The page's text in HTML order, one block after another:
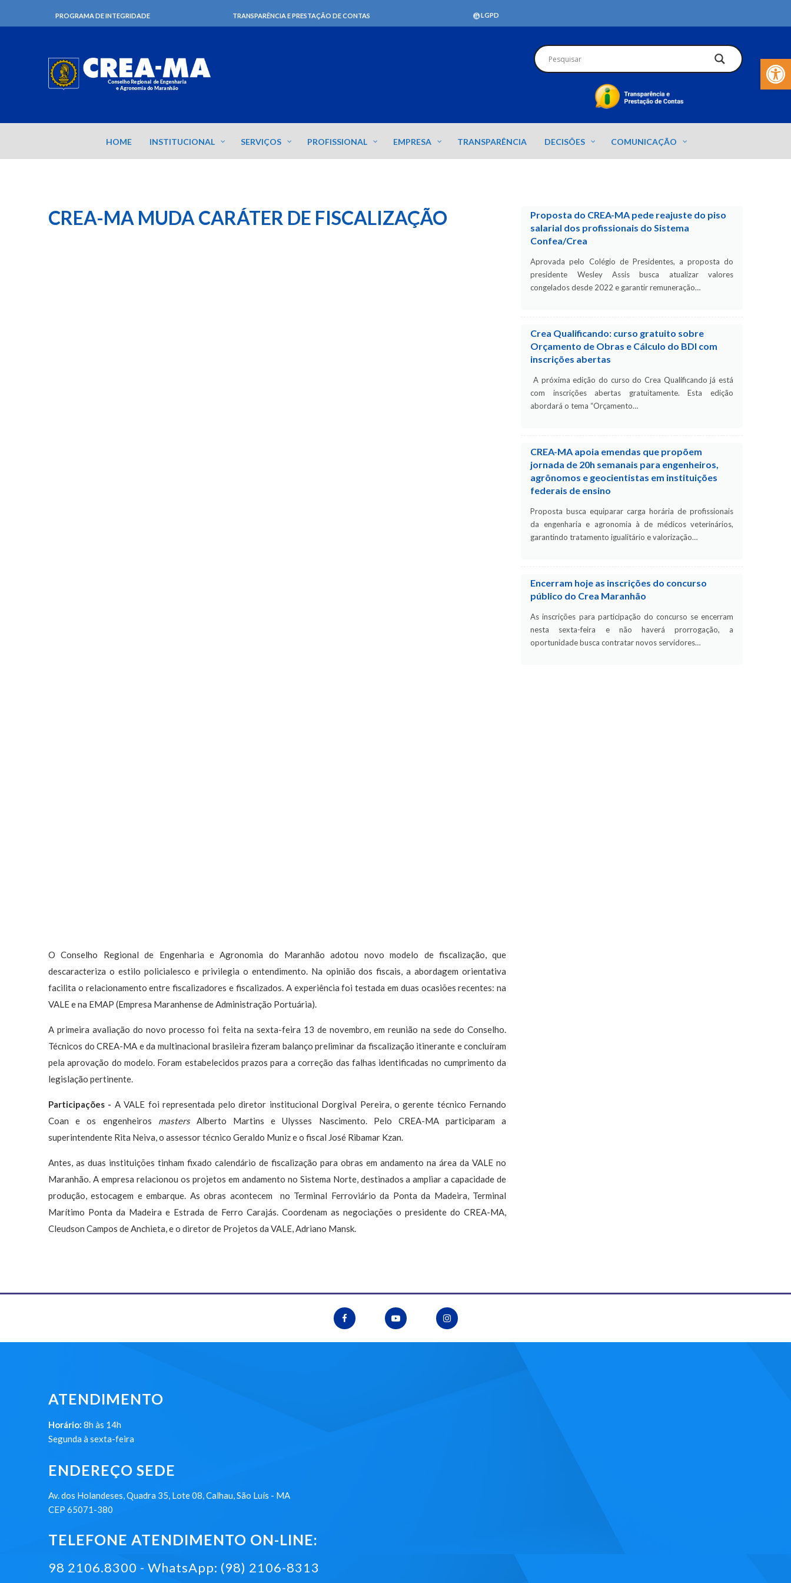
Barra de
PROGRAMA DE INTEGRIDADE TRANSPARÊNCIA E PRESTAÇÃO DE CONTAS LGPD
HOME INSTITUCIONAL SERVIÇOS PROFISSIONAL EMPRESA TRANSPARÊNCIA DECISÕES COMUNICAÇÃO
CREA-MA MUDA CARÁTER DE FISCALIZAÇÃO
O Conselho Regional de Engenharia e Agronomia do Maranhão adotou novo modelo de fiscalização, que
descaracteriza o estilo policialesco e privilegia o entendimento. Na opinião dos fiscais, a abordagem orientativa
facilita o relacionamento entre fiscalizadores e fiscalizados. A experiência foi testada em duas ocasiões recentes: na
VALE e na EMAP (Empresa Maranhense de Administração Portuária).
A primeira avaliação do novo processo foi feita na sexta-feira 13 de novembro, em reunião na sede do Conselho.
Técnicos do CREA-MA e da multinacional brasileira fizeram balanço preliminar da fiscalização itinerante e concluíram
pela aprovação do modelo. Foram estabelecidos prazos para a correção das falhas identificadas no cumprimento da
legislação pertinente.
Participações - A VALE foi representada pelo diretor institucional Dorgival Pereira, o gerente técnico Fernando
Coan e os engenheiros mastersAlberto Martins e Ulysses Nascimento. Pelo CREA-MA participaram a
superintendente Rita Neiva, o assessor técnico Geraldo Muniz e o fiscal José Ribamar Kzan.
Antes, as duas instituições tinham fixado calendário de fiscalização para obras em andamento na área da VALE no
Maranhão. A empresa relacionou os projetos em andamento no Sistema Norte, destinados a ampliar a capacidade de
produção, estocagem e embarque. As obras acontecem no Terminal Ferroviário da Ponta da Madeira, Terminal
Marítimo Ponta da Madeira e Estrada de Ferro Carajás. Coordenam as negociações o presidente do CREA-MA,
Cleudson Campos de Anchieta, e o diretor de Projetos da VALE, Adriano Mansk.
Proposta do CREA-MA pede reajuste do piso
salarial dos profissionais do Sistema
Confea/Crea
Aprovada pelo Colégio de Presidentes, a proposta do
presidente Wesley Assis busca atualizar valores
congelados desde 2022 e garantir remuneração…
Crea Qualificando: curso gratuito sobre
Orçamento de Obras e Cálculo do BDI com
inscrições abertas
A próxima edição do curso do Crea Qualificando já está
com inscrições abertas gratuitamente. Esta edição
abordará o tema “Orçamento…
CREA-MA apoia emendas que propõem
jornada de 20h semanais para engenheiros,
agrônomos e geocientistas em instituições
federais de ensino
Proposta busca equiparar carga horária de profissionais
da engenharia e agronomia à de médicos veterinários,
garantindo tratamento igualitário e valorização…
Encerram hoje as inscrições do concurso
público do Crea Maranhão
As inscrições para participação do concurso se encerram
nesta sexta-feira e não haverá prorrogação, a
oportunidade busca contratar novos servidores…
ATENDIMENTO
Horário: 8h às 14h
Segunda à sexta-feira
ENDEREÇO SEDE
Av. dos Holandeses, Quadra 35, Lote 08, Calhau, São Luís - MA
CEP 65071-380
TELEFONE ATENDIMENTO ON-LINE:
98 2106.8300 - WhatsApp: (98) 2106-8313